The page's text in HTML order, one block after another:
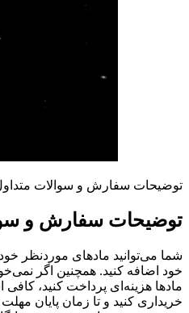
توضیحات سفارش و سوالات
توضیحات سفارش و
شما می‌توانید مادهای موردنظر
خود اضافه کنید. همچنین اگر
مادها هزینه‌ای پرداخت کنید،
خریداری کنید و تا زمان پایان